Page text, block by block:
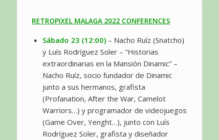
RETROPIXEL MALAGA 2022 CONFERENCES
Sábado 23 (12:00)– Nacho Ruíz (Snatcho)
y Luís Rodríguez Soler – “Historias
extraordinarias en la Mansión Dinamic” –
Nacho Ruíz, socio fundador de Dinamic
junto a sus hermanos, grafista
(Profanation, After the War, Camelot
Warriors…) y programador de videojuegos
(Game Over, Yenght…), junto con Luís
Rodríguez Soler, grafista y diseñador